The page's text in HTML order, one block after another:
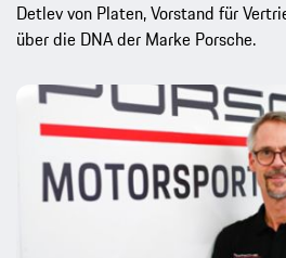
Detlev von Platen, Vorstand für
über die DNA der Marke Porsche.